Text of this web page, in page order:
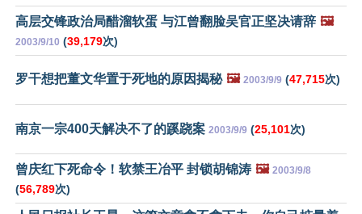
高层交锋政治局醋溜软蛋 与江曾翻脸吴官正坚决请辞 🖼️
2003/9/10 (39,179次)
罗干想把董文华置于死地的原因揭秘 🖼️ 2003/9/9 (47,715次)
南京一宗400天解决不了的蹊跷案 2003/9/9 (25,101次)
曾庆红下死命令！软禁王冶平 封锁胡锦涛 🖼️ 2003/9/8
(56,789次)